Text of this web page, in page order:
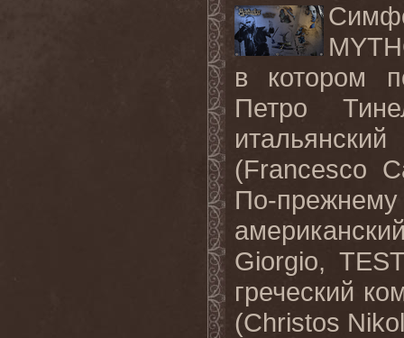
в котором
Петро
(Francesco
По-
Giorgio,
греческий
(Christos